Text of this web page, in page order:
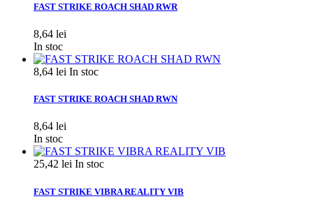
FAST STRIKE ROACH SHAD RWR
8,64 lei
In stoc
8,64 lei In stoc
FAST STRIKE ROACH SHAD RWN
8,64 lei
In stoc
25,42 lei In stoc
FAST STRIKE VIBRA REALITY VIB